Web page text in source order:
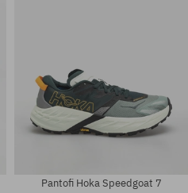
Pantofi Hoka Speedgoat 7